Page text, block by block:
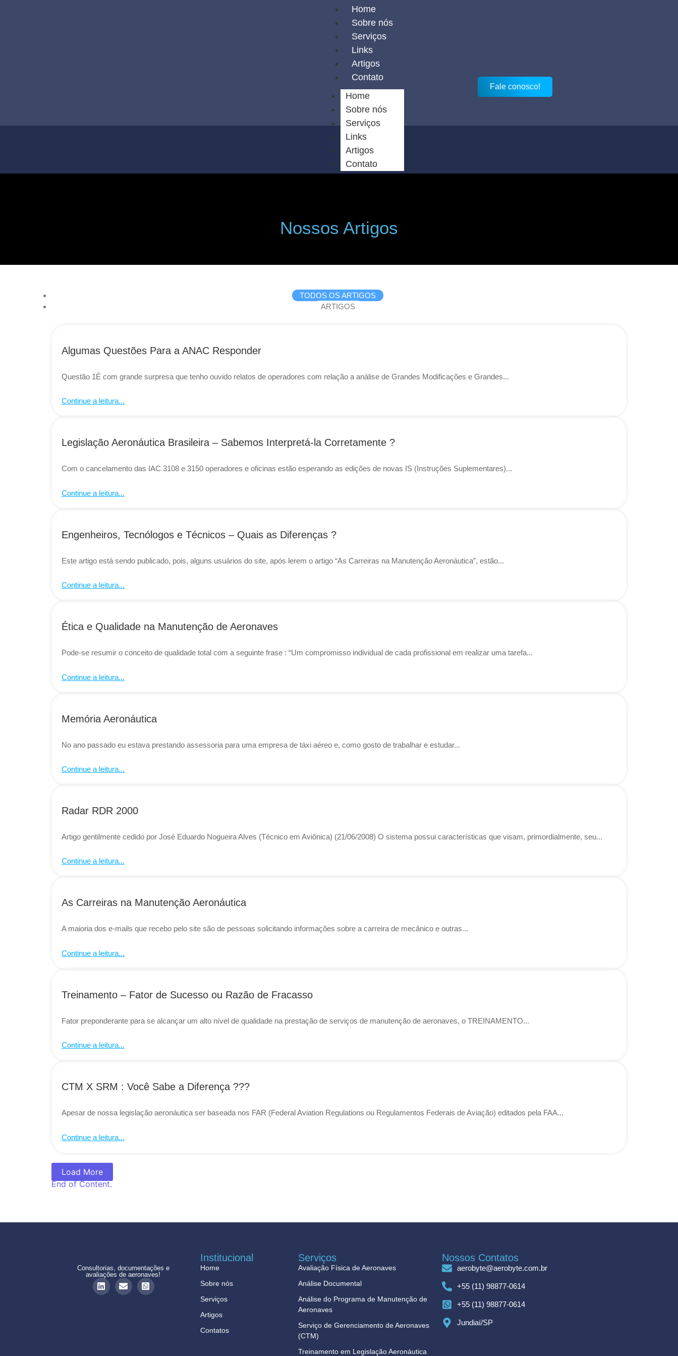
Home
Sobre nós
Serviços
Links
Artigos
Contato
Home
Sobre nós
Serviços
Links
Artigos
Contato
Fale conosco!
Nossos Artigos
TODOS OS ARTIGOS
ARTIGOS
Algumas Questões Para a ANAC Responder
Questão 1É com grande surpresa que tenho ouvido relatos de operadores com relação a análise de Grandes Modificações e Grandes...
Continue a leitura...
Legislação Aeronáutica Brasileira – Sabemos Interpretá-la Corretamente ?
Com o cancelamento das IAC 3108 e 3150 operadores e oficinas estão esperando as edições de novas IS (Instruções Suplementares)...
Continue a leitura...
Engenheiros, Tecnólogos e Técnicos – Quais as Diferenças ?
Este artigo está sendo publicado, pois, alguns usuários do site, após lerem o artigo “As Carreiras na Manutenção Aeronáutica”, estão...
Continue a leitura...
Ética e Qualidade na Manutenção de Aeronaves
Pode-se resumir o conceito de qualidade total com a seguinte frase : “Um compromisso individual de cada profissional em realizar uma tarefa...
Continue a leitura...
Memória Aeronáutica
No ano passado eu estava prestando assessoria para uma empresa de táxi aéreo e, como gosto de trabalhar e estudar...
Continue a leitura...
Radar RDR 2000
Artigo gentilmente cedido por José Eduardo Nogueira Alves (Técnico em Aviônica) (21/06/2008) O sistema possui características que visam, primordialmente, seu...
Continue a leitura...
As Carreiras na Manutenção Aeronáutica
A maioria dos e-mails que recebo pelo site são de pessoas solicitando informações sobre a carreira de mecânico e outras...
Continue a leitura...
Treinamento – Fator de Sucesso ou Razão de Fracasso
Fator preponderante para se alcançar um alto nível de qualidade na prestação de serviços de manutenção de aeronaves, o TREINAMENTO...
Continue a leitura...
CTM X SRM : Você Sabe a Diferença ???
Apesar de nossa legislação aeronáutica ser baseada nos FAR (Federal Aviation Regulations ou Regulamentos Federais de Aviação) editados pela FAA...
Continue a leitura...
Load More
End of Content.
Consultorias, documentações e
avaliações de aeronaves!
Institucional
Home
Sobre nós
Serviços
Artigos
Contatos
Serviços
Avaliação Física de Aeronaves
Análise Documental
Análise do Programa de Manutenção de
Aeronaves
Serviço de Gerenciamento de Aeronaves
(CTM)
Treinamento em Legislação Aeronáutica
Nossos Contatos
aerobyte@aerobyte.com.br
+55 (11) 98877-0614
+55 (11) 98877-0614
Jundiaí/SP